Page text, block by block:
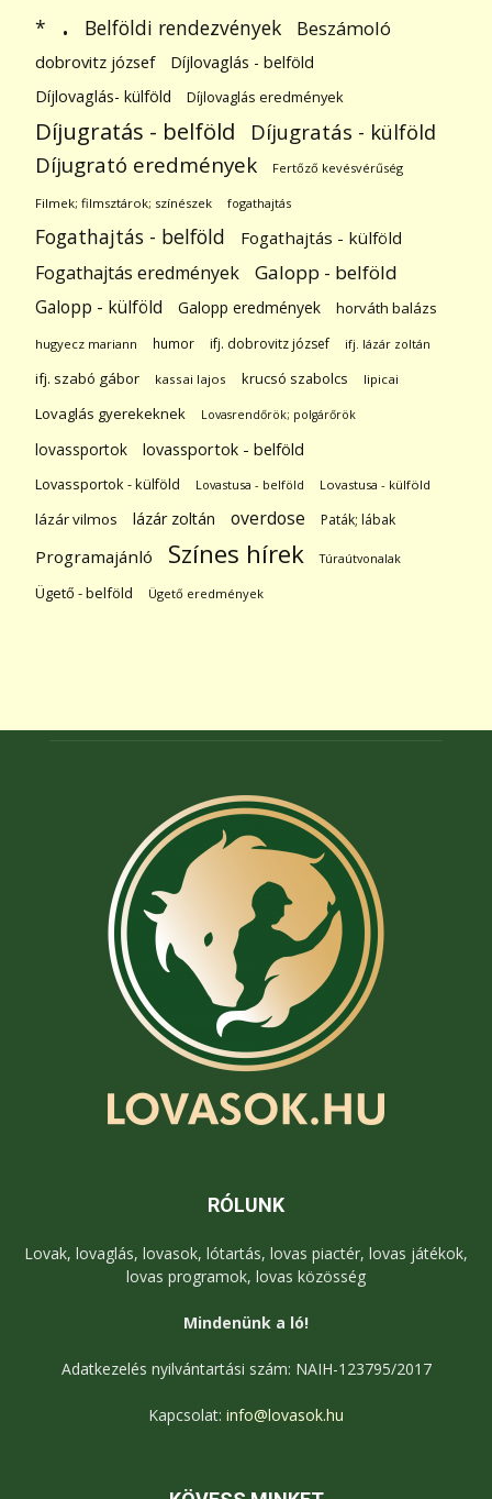
* . Belföldi rendezvények Beszámoló
dobrovitz józsef
Díjlovaglás - belföld
Díjlovaglás- külföld
Díjlovaglás eredmények
Díjugratás - belföld Díjugratás - külföld
Díjugrató eredmények Fertőző kevésvérűség
Filmek; filmsztárok; színészek fogathajtás
Fogathajtás - belföld Fogathajtás - külföld
Fogathajtás eredmények Galopp - belföld
Galopp - külföld Galopp eredmények horváth balázs
hugyecz mariann humor ifj. dobrovitz józsef ifj. lázár zoltán
ifj. szabó gábor kassai lajos krucsó szabolcs lipicai
Lovaglás gyerekeknek Lovasrendőrök; polgárőrök
lovassportok lovassportok - belföld
Lovassportok - külföld Lovastusa - belföld Lovastusa - külföld
lázár vilmos lázár zoltán overdose Paták; lábak
Programajánló Színes hírek Túraútvonalak
Ügető - belföld Ügető eredmények
RÓLUNK
Lovak, lovaglás, lovasok, lótartás, lovas piactér, lovas játékok,
lovas programok, lovas közösség
Mindenünk a ló!
Adatkezelés nyilvántartási szám: NAIH-123795/2017
Kapcsolat: info@lovasok.hu